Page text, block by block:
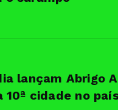
lançam Abrigo
cidade no